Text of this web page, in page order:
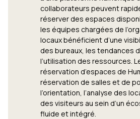
collaborateurs peuvent
réserver des espaces
les équipes chargées de
locaux bénéficient d’une
des bureaux, les tendances
l’utilisation des ressources.
réservation d’espaces de
réservation de salles et de
l’orientation, l’analyse des
des visiteurs au sein d’un
fluide et intégré.